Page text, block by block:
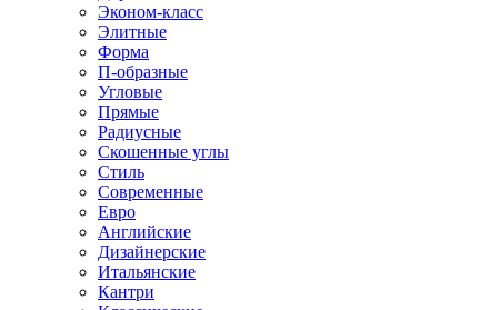
Эконом-класс
Элитные
Форма
П-образные
Угловые
Прямые
Радиусные
Скошенные углы
Стиль
Современные
Евро
Английские
Дизайнерские
Итальянские
Кантри